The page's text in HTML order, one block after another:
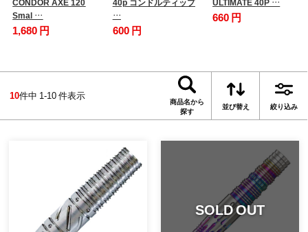
Smal …
1,680 円
…
600 円
660 円
10件中 1-10 件表示
商品名から
探す
並び替え 絞り込み
SOLD OUT